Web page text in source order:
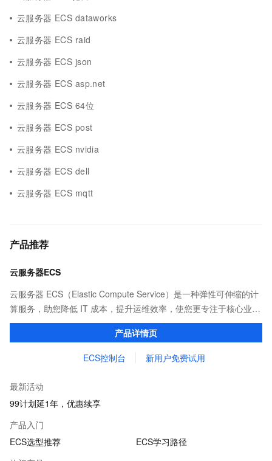
云服务器 ECS dataworks
云服务器 ECS raid
云服务器 ECS json
云服务器 ECS asp.net
云服务器 ECS 64位
云服务器 ECS post
云服务器 ECS nvidia
云服务器 ECS dell
云服务器 ECS mqtt
产品推荐
云服务器ECS
云服务器 ECS（Elastic Compute Service）是一种弹性可伸缩的计
算服务，助您降低 IT 成本，提升运维效率，使您更专注于核心业务
创新。
产品详情页
ECS控制台 新用户免费试用
最新活动
99计划延1年，优惠续享
产品入门
ECS选型推荐
ECS学习路径